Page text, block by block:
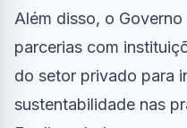
Além disso, o
parcerias com
do setor privado para
sustentabilidade nas